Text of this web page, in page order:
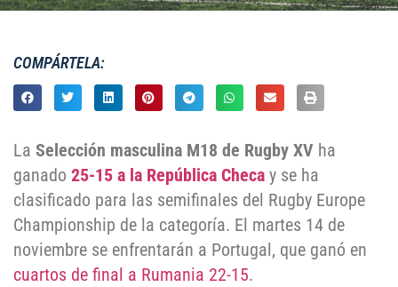
COMPÁRTELA:
La Selección masculina M18 de Rugby XV ha
ganado 25-15 a la República Checa y se ha
clasificado para las semifinales del Rugby Europe
Championship de la categoría. El martes 14 de
noviembre se enfrentarán a Portugal, que ganó en
cuartos de final a Rumania 22-15.